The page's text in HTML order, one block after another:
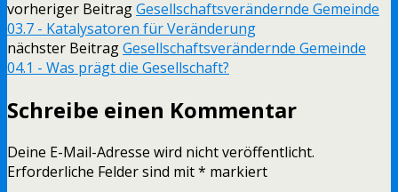
vorheriger BeitragGesellschaftsverändernde Gemeinde
03.7 - Katalysatoren für Veränderung
nächster BeitragGesellschaftsverändernde Gemeinde
04.1 - Was prägt die Gesellschaft?
Schreibe einen Kommentar
Deine E-Mail-Adresse wird nicht veröffentlicht.
Erforderliche Felder sind mit* markiert